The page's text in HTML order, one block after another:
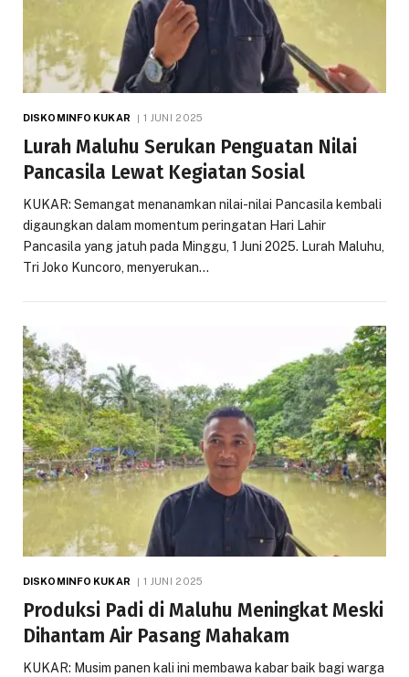
DISKOMINFO KUKAR 1 JUNI 2025
Lurah Maluhu Serukan Penguatan Nilai
Pancasila Lewat Kegiatan Sosial
KUKAR: Semangat menanamkan nilai-nilai Pancasila kembali
digaungkan dalam momentum peringatan Hari Lahir
Pancasila yang jatuh pada Minggu, 1 Juni 2025. Lurah Maluhu,
Tri Joko Kuncoro, menyerukan…
DISKOMINFO KUKAR 1 JUNI 2025
Produksi Padi di Maluhu Meningkat Meski
Dihantam Air Pasang Mahakam
KUKAR: Musim panen kali ini membawa kabar baik bagi warga